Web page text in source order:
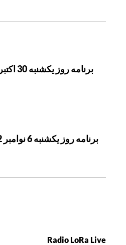
ه
Radio LoRa Live